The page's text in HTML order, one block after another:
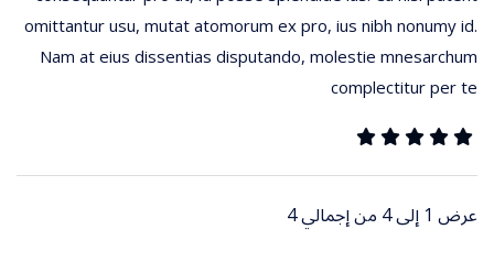
omittantur usu, mutat atomorum ex pro, ius nibh nonumy id.
Nam at eius dissentias disputando, molestie mnesarchum
complectitur per te
عرض 1 إلى 4 من إجمالي 4